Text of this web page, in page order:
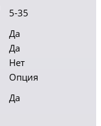
5-35
Да
Да
Нет
Опция
Да